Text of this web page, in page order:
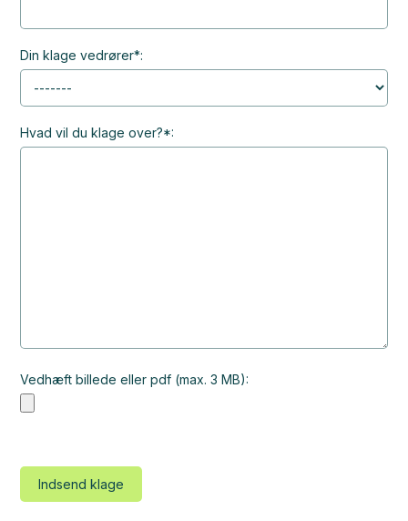
Din klage vedrører*:
Hvad vil du klage over?*:
Vedhæft billede eller pdf (max. 3 MB):